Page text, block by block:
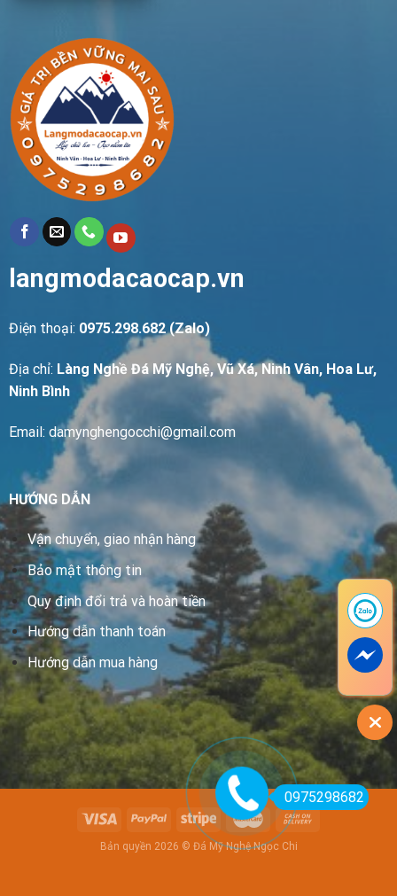
langmodacaocap.vn
Điện thoại: 0975.298.682 (Zalo)
Địa chỉ: Làng Nghề Đá Mỹ Nghệ, Vũ Xá, Ninh Vân, Hoa Lư,
Ninh Bình
Email: damynghengocchi@gmail.com
HƯỚNG DẪN
Vận chuyển, giao nhận hàng
Bảo mật thông tin
Quy định đổi trả và hoàn tiền
Hướng dẫn thanh toán
Hướng dẫn mua hàng
Bản quyền 2026 © Đá Mỹ Nghệ Ngọc Chi
0975298682